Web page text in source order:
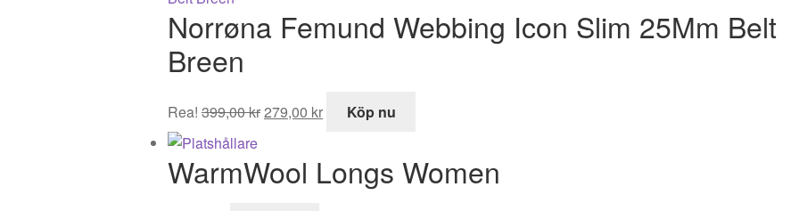
249,00 kr.224,10 kr.
Norrøna Femund Webbing Icon Slim 25Mm Belt
Breen
Rea! 399,00kr
ursprungliga
var:
279,00 kr
nuvarande
är:
279,00 kr.
Köp nu
WarmWool Longs Women